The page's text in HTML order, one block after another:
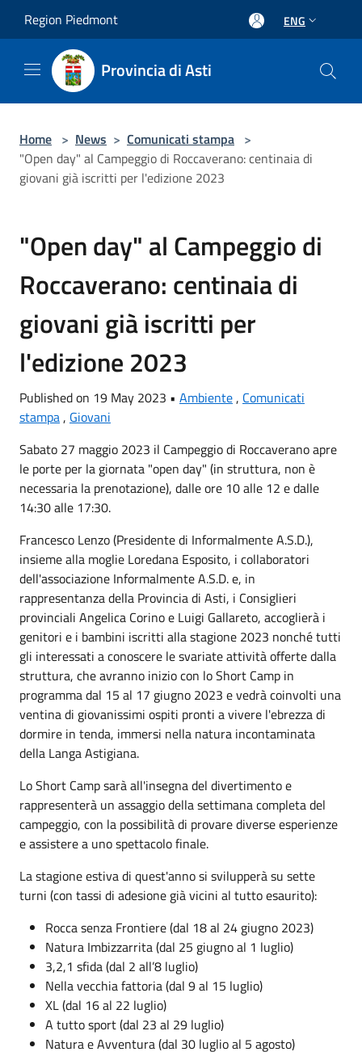
Region Piedmont ENG
Provincia di Asti
Home > News > Comunicati stampa >
"Open day" al Campeggio di Roccaverano: centinaia di
giovani già iscritti per l'edizione 2023
"Open day" al Campeggio di
Roccaverano: centinaia di
giovani già iscritti per
l'edizione 2023
Published on 19 May 2023 • Ambiente , Comunicati
stampa , Giovani
Sabato 27 maggio 2023 il Campeggio di Roccaverano apre
le porte per la giornata "open day" (in struttura, non è
necessaria la prenotazione), dalle ore 10 alle 12 e dalle
14:30 alle 17:30.
Francesco Lenzo (Presidente di Informalmente A.S.D.),
insieme alla moglie Loredana Esposito, i collaboratori
dell'associazione Informalmente A.S.D. e, in
rappresentanza della Provincia di Asti, i Consiglieri
provinciali Angelica Corino e Luigi Gallareto, accoglierà i
genitori e i bambini iscritti alla stagione 2023 nonché tutti
gli interessati a conoscere le svariate attività offerte dalla
struttura, che avranno inizio con lo Short Camp in
programma dal 15 al 17 giugno 2023 e vedrà coinvolti una
ventina di giovanissimi ospiti pronti a vivere l'ebrezza di
dormire in tenda, immersi nella natura incontaminata
della Langa Astigiana.
Lo Short Camp sarà all'insegna del divertimento e
rappresenterà un assaggio della settimana completa del
campeggio, con la possibilità di provare diverse esperienze
e assistere a uno spettacolo finale.
La stagione estiva di quest'anno si svilupperà su sette
turni (con tassi di adesione già vicini al tutto esaurito):
Rocca senza Frontiere (dal 18 al 24 giugno 2023)
Natura Imbizzarrita (dal 25 giugno al 1 luglio)
3,2,1 sfida (dal 2 all’8 luglio)
Nella vecchia fattoria (dal 9 al 15 luglio)
XL (dal 16 al 22 luglio)
A tutto sport (dal 23 al 29 luglio)
Natura e Avventura (dal 30 luglio al 5 agosto)